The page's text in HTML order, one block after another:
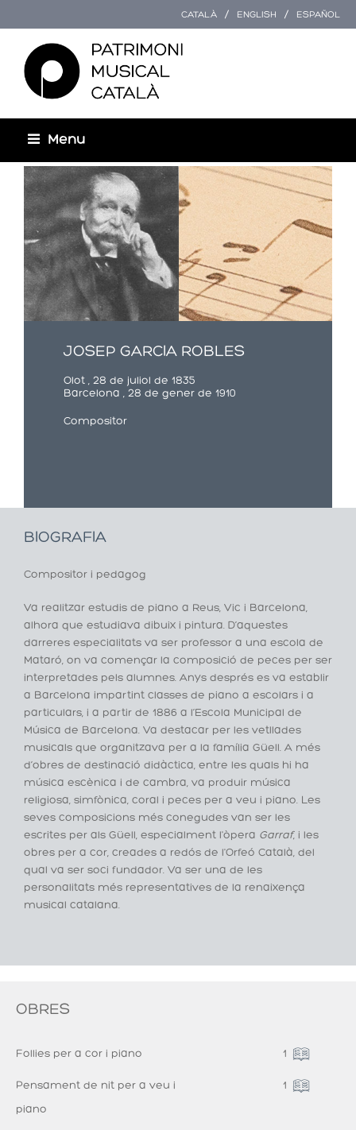
CATALÀ ENGLISH ESPAÑOL
Menu
Esteu aquí
JOSEP GARCIA ROBLES
Olot , 28 de juliol de 1835
Barcelona , 28 de gener de 1910
Compositor
BIOGRAFIA
Compositor i pedagog
Va realitzar estudis de piano a Reus, Vic i Barcelona,
alhora que estudiava dibuix i pintura. D’aquestes
darreres especialitats va ser professor a una escola de
Mataró, on va començar la composició de peces per ser
interpretades pels alumnes. Anys després es va establir
a Barcelona impartint classes de piano a escolars i a
particulars, i a partir de 1886 a l’Escola Municipal de
Música de Barcelona. Va destacar per les vetllades
musicals que organitzava per a la família Güell. A més
d’obres de destinació didàctica, entre les quals hi ha
música escènica i de cambra, va produir música
religiosa, simfònica, coral i peces per a veu i piano. Les
seves composicions més conegudes van ser les
escrites per als Güell, especialment l'òpera Garraf, i les
obres per a cor, creades a redós de l'Orfeó Català, del
qual va ser soci fundador. Va ser una de les
personalitats més representatives de la renaixença
musical catalana.
OBRES
Follies per a cor i piano 1
Pensament de nit per a veu i
piano
1